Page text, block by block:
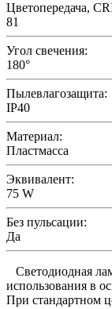
Цветопередача,
81
Угол свечения:
180°
Пылевлагозащита:
IP40
Материал:
Пластмасса
Эквивалент:
75 W
Без пульсации:
Да
Светодиодная
использования в
При стандартном